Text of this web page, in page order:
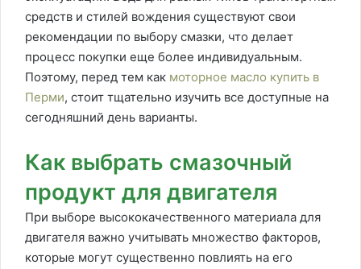
средств и стилей вождения существуют свои
рекомендации по выбору смазки, что делает
процесс покупки еще более индивидуальным.
Поэтому, перед тем как моторное масло купить в
Перми, стоит тщательно изучить все доступные на
сегодняшний день варианты.
Как выбрать смазочный
продукт для двигателя
При выборе высококачественного материала для
двигателя важно учитывать множество факторов,
которые могут существенно повлиять на его